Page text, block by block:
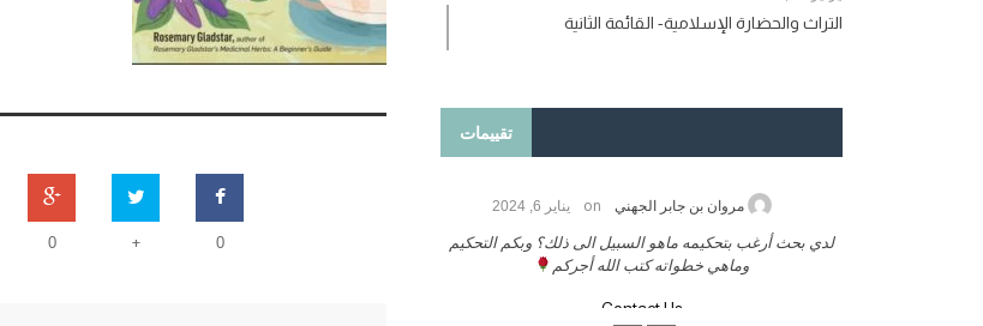
0
+
0
التراث والحضارة الإسلامية- القائمة الثانية
تقييمات
مروان بن جابر الجهني on يناير 6, 2024
لدي بحث أرغب بتحكيمه ماهو السبيل الى ذلك؟ وبكم التحكيم
وماهي خطواته كتب الله أجركم
Contact Us